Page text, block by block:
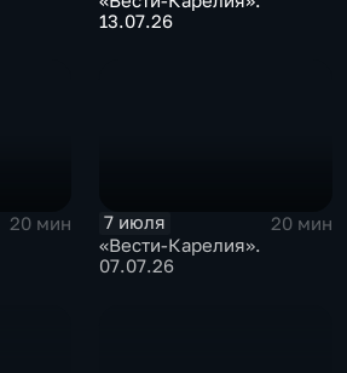
13.07.26
20 мин
7 июля
20 мин
«Вести-Карелия».
07.07.26